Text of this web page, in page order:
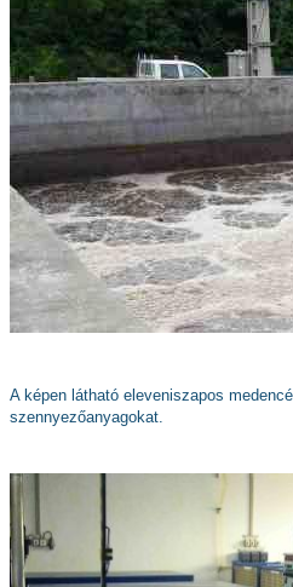
A képen látható eleveniszapos
szennyezőanyagokat.